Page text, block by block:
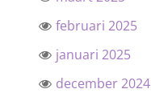
februari 2025
januari 2025
december 2024